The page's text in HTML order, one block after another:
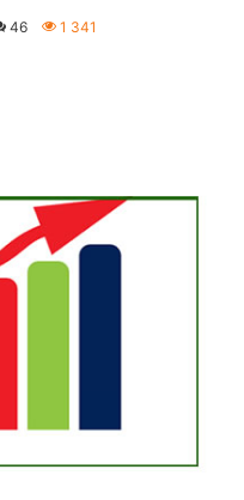
46 1 341